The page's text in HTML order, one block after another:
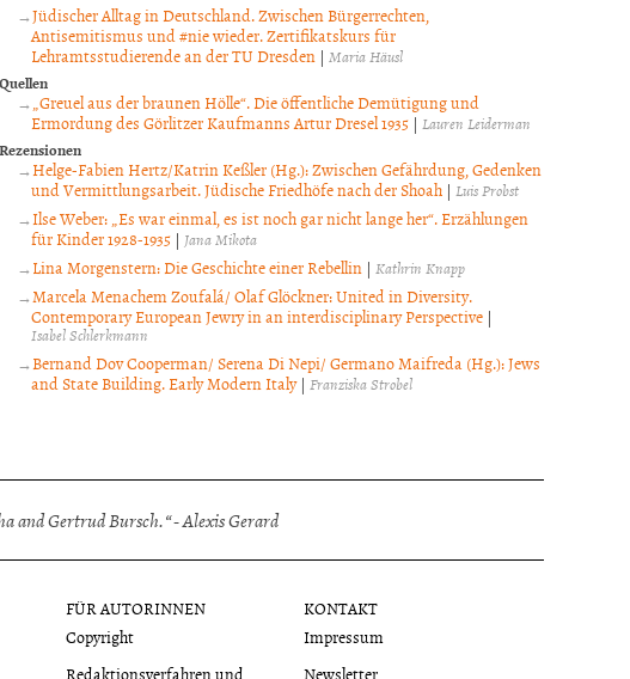
Jüdischer Alltag in Deutschland. Zwischen Bürgerrechten,
Antisemitismus und #nie wieder. Zertifikatskurs für
Lehramtsstudierende an der TU Dresden| Maria Häusl
Quellen
„Greuel aus der braunen Hölle“. Die öffentliche Demütigung und
Ermordung des Görlitzer Kaufmanns Artur Dresel 1935| Lauren Leiderman
Rezensionen
Helge-Fabien Hertz/Katrin Keßler (Hg.): Zwischen Gefährdung, Gedenken
und Vermittlungsarbeit. Jüdische Friedhöfe nach der Shoah| Luis Probst
Ilse Weber: „Es war einmal, es ist noch gar nicht lange her“. Erzählungen
für Kinder 1928-1935| Jana Mikota
Lina Morgenstern: Die Geschichte einer Rebellin |Kathrin Knapp
Marcela Menachem Zoufalá/ Olaf Glöckner: United in Diversity.
Contemporary European Jewry in an interdisciplinary Perspective|
Isabel Schlerkmann
Bernand Dov Cooperman/ Serena Di Nepi/ Germano Maifreda (Hg.): Jews
and State Building. Early Modern Italy| Franziska Strobel
and Gertrud Bursch.“ - Alexis Gerard
FÜR AUTORINNEN
Copyright
Redaktionsverfahren und
KONTAKT
Impressum
Newsletter